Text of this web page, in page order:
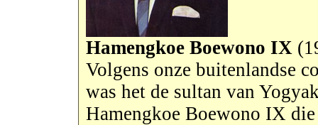
Hamengkoe Boewono IX
Volgens onze buitenlandse
was het de sultan van
Hamengkoe Boewono IX